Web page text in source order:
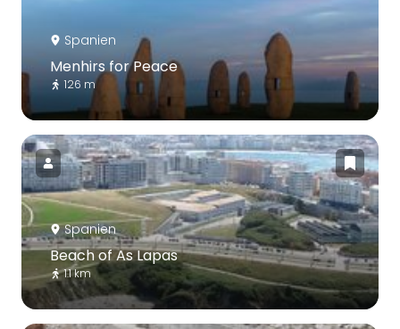
Spanien
Menhirs for Peace
126 m
Spanien
Beach of As Lapas
1.1 km